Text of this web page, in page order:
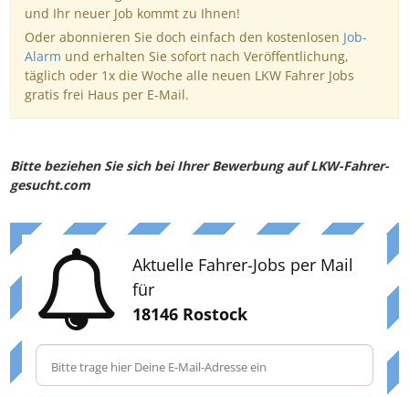
und Ihr neuer Job kommt zu Ihnen!
Oder abonnieren Sie doch einfach den kostenlosen Job-
Alarm und erhalten Sie sofort nach Veröffentlichung,
täglich oder 1x die Woche alle neuen LKW Fahrer Jobs
gratis frei Haus per E-Mail.
Bitte beziehen Sie sich bei Ihrer Bewerbung auf LKW-Fahrer-
gesucht.com
Aktuelle Fahrer-Jobs per Mail
für
18146 Rostock